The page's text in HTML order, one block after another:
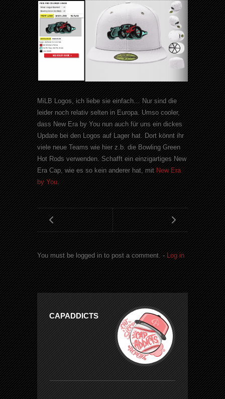
MiLB Logos, ich liebe sie einfach… Nur sind die
leider noch relativ selten in Europa. Umso cooler,
dass New Era by You nun auch für uns ein dickes
Update bei den Logos auf Lager hat. Dort könnt ihr
viele neue Teams wie hier z.b. die Bowling Green
Hot Rods verwenden. Schafft ein einzigartiges New
Era Cap, wie es so kein anderer hat, mitNew Era
by You.
You must be logged in to post a comment. -Log in
CAPADDICTS